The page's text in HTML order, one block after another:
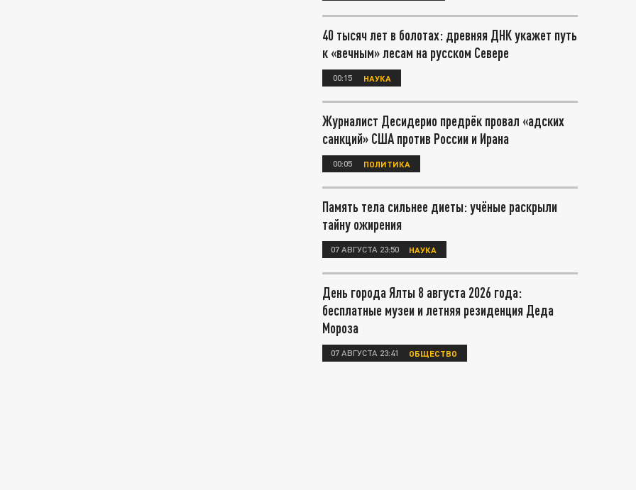
40 тысяч лет в болотах: древняя ДНК укажет путь
к «вечным» лесам на русском Севере
00:15 НАУКА
Журналист Десидерио предрёк провал «адских
санкций» США против России и Ирана
00:05 ПОЛИТИКА
Память тела сильнее диеты: учёные раскрыли
тайну ожирения
07 АВГУСТА 23:50 НАУКА
День города Ялты 8 августа 2026 года:
бесплатные музеи и летняя резиденция Деда
Мороза
07 АВГУСТА 23:41 ОБЩЕСТВО